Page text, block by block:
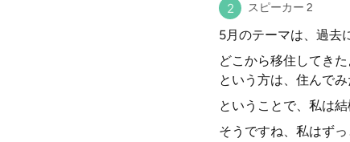
スピーカー 2
5月のテーマは、過去
どこから移住してき
という方は、住んで
ということで、私は
そうですね、私はず